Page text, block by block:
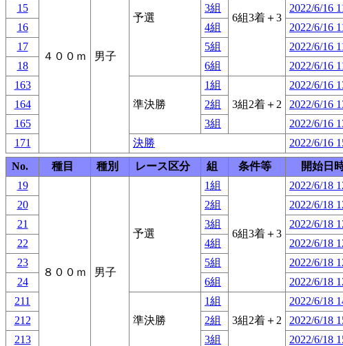
４００ｍ 男子
予選 6組3着＋3
15
3組 2022/6/16
16
4組 2022/6/16
17
5組 2022/6/16
18
6組 2022/6/16
163
準決勝
1組
3組2着＋2
2022/6/16
164
2組 2022/6/16
165
3組 2022/6/16
171
決勝 2022/6/16
No.
種目 種別 レース区分 組 条件等 開始日
19
８００ｍ 男子
予選
1組
6組3着＋3
2022/6/18
20
2組 2022/6/18
21
3組 2022/6/18
22
4組 2022/6/18
23
5組 2022/6/18
24
6組 2022/6/18
211
準決勝
1組
3組2着＋2
2022/6/18
212
2組 2022/6/18
213
3組 2022/6/18